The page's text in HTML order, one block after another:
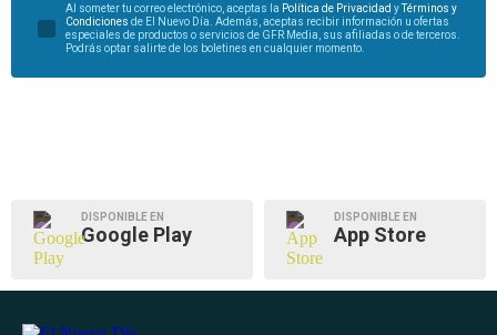
Al someter tu correo electrónico, aceptas la Política de Privacidad yTérminos y
Condiciones de El Nuevo Día. Además, aceptas recibir información u ofertas
especiales de productos o servicios de GFR Media, sus afiliadas o de terceros.
Podrás optar salirte de los boletines en cualquier momento.
DISPONIBLE EN
Google Play
DISPONIBLE EN
App Store